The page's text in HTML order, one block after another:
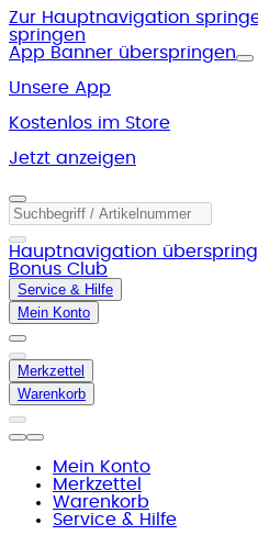
Zur Hauptnavigation
springen
App Banner überspringen
Unsere App
Kostenlos im Store
Jetzt anzeigen
Hauptnavigation
Bonus Club
Service & Hilfe
Mein Konto
Merkzettel
Warenkorb
Mein Konto
Merkzettel
Warenkorb
Service & Hilfe